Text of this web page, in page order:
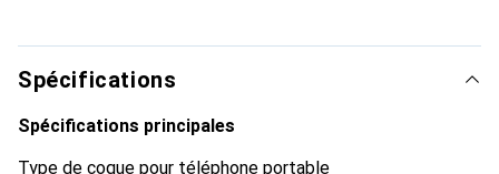
ses produits de haute qualité, la marque Noreve est un
choix fiable pour une clientèle exigeante.
Spécifications
Spécifications principales
Type de coque pour téléphone portable